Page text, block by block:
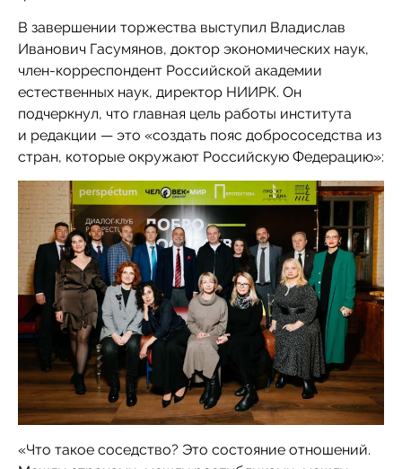
В завершении торжества выступил Владислав
Иванович Гасумянов, доктор экономических наук,
член-корреспондент Российской академии
естественных наук, директор НИИРК. Он
подчеркнул, что главная цель работы института
и редакции — это «создать пояс добрососедства из
стран, которые окружают Российскую Федерацию»:
«Что такое соседство? Это состояние отношений.